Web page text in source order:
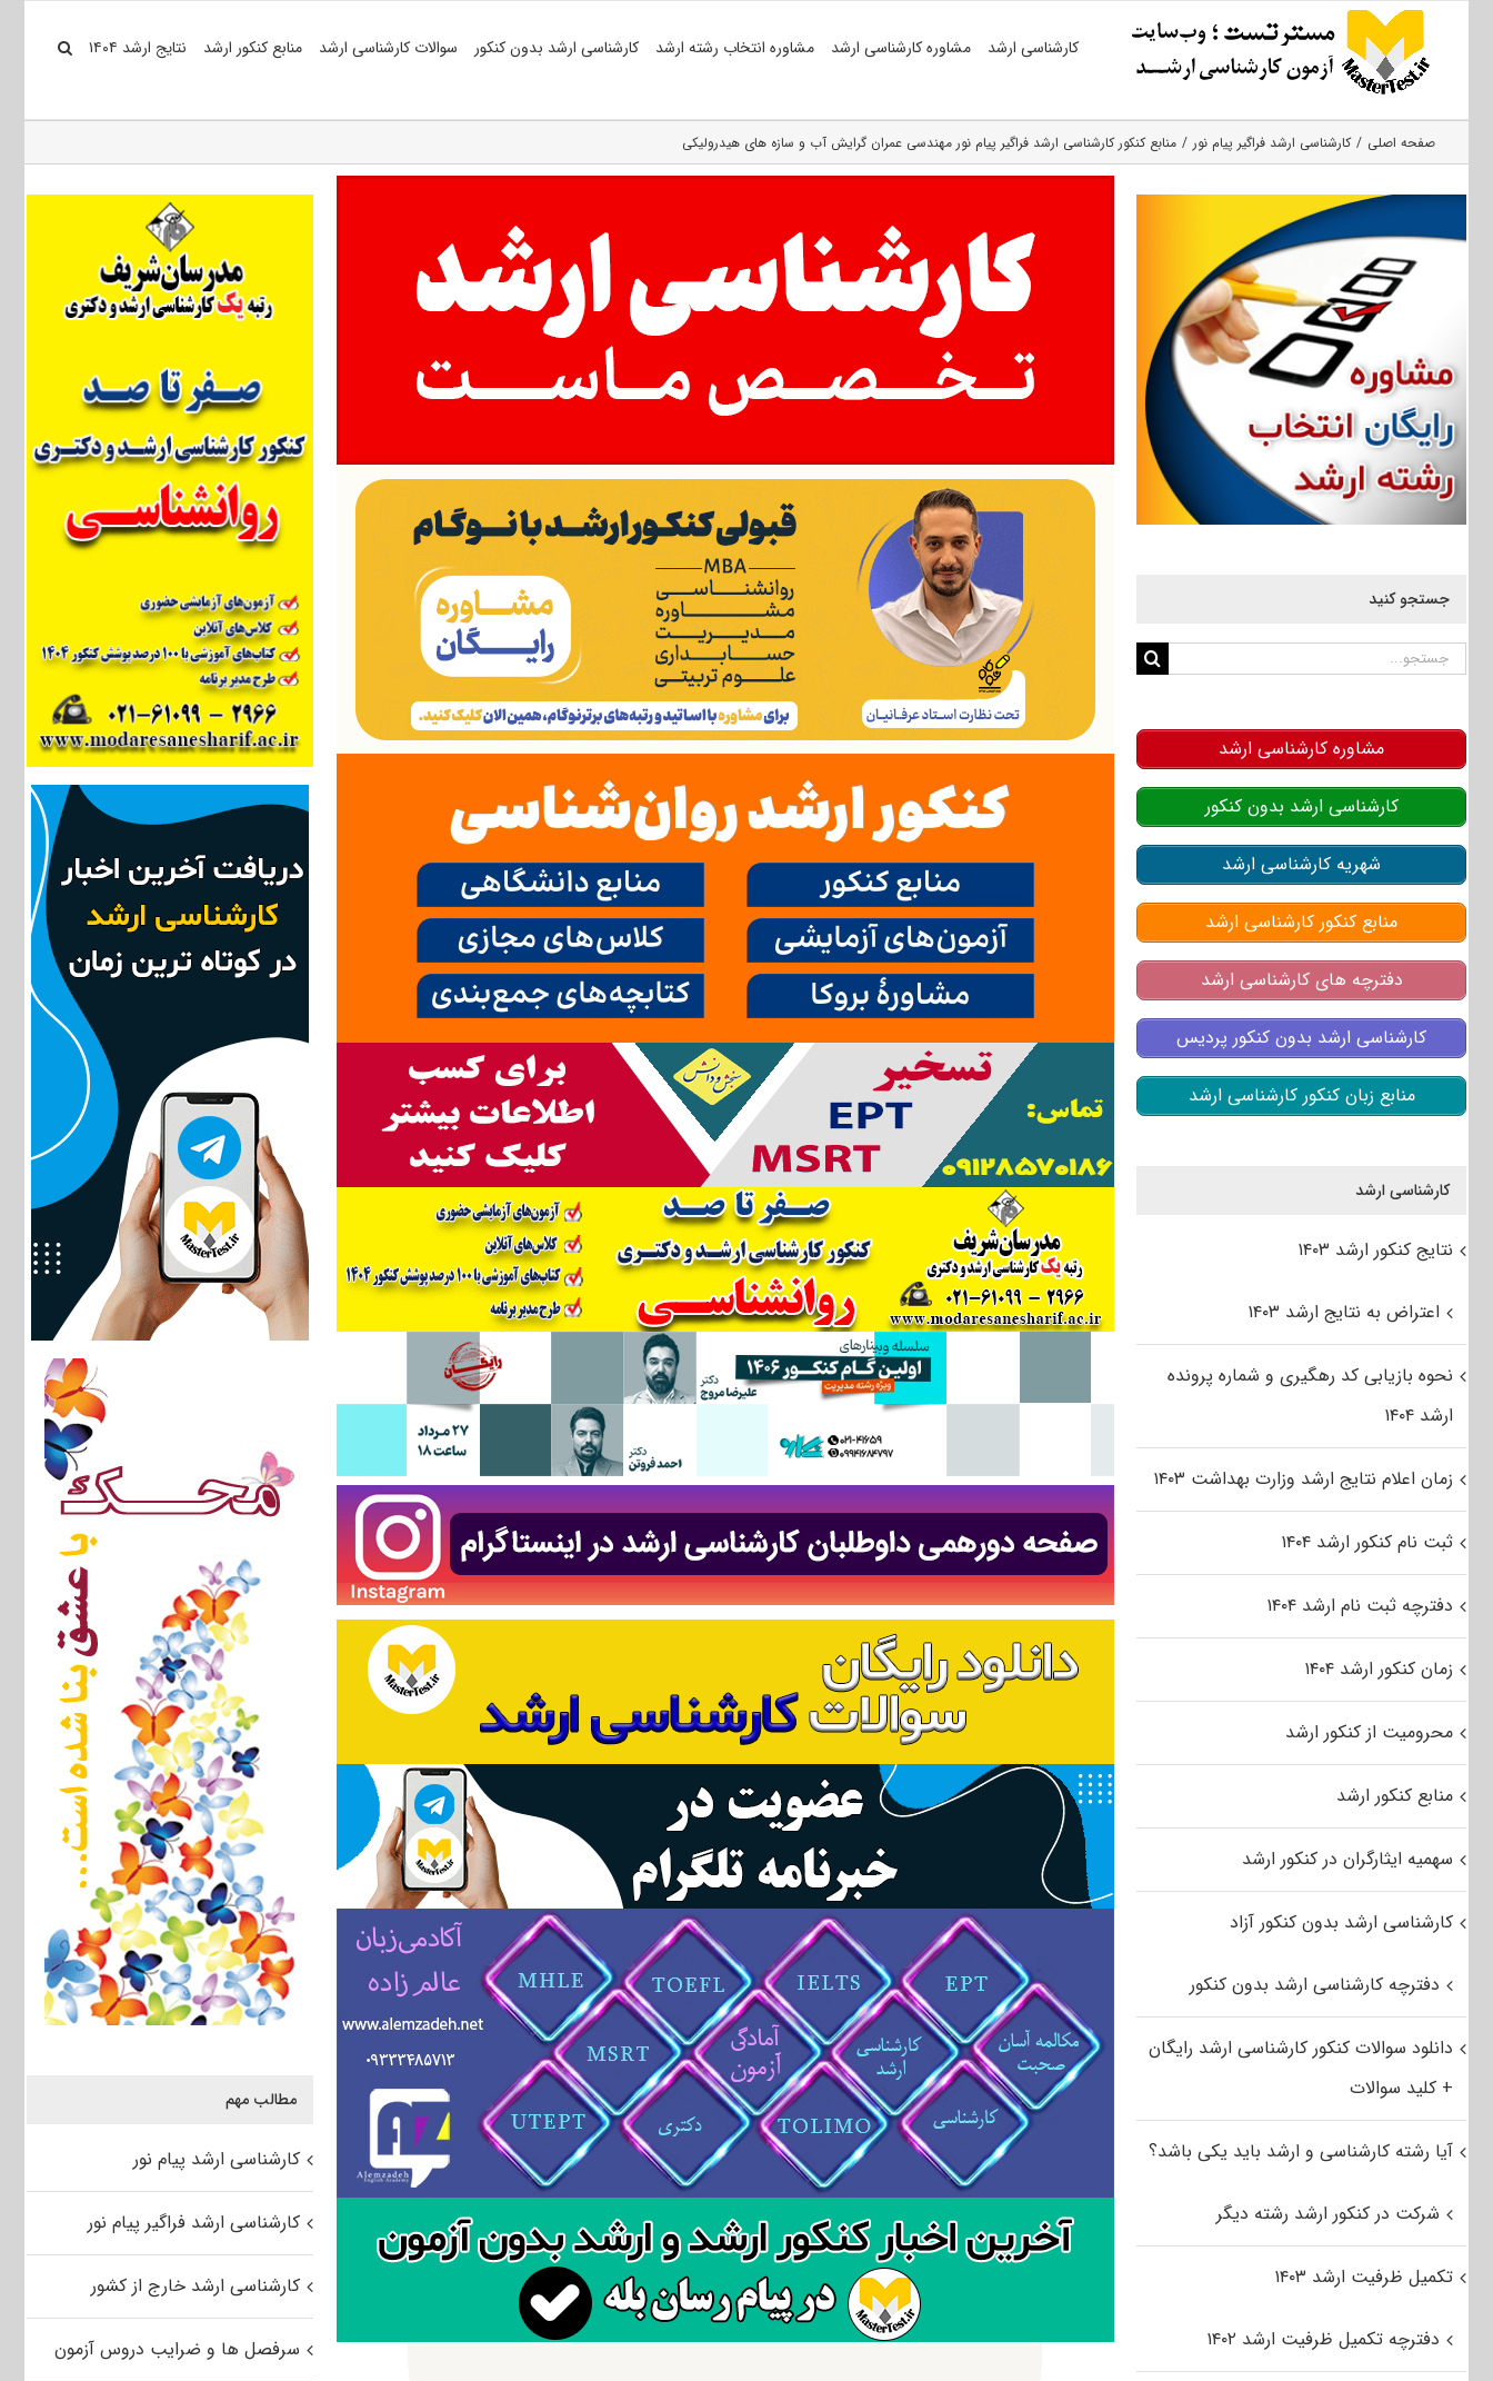
کارشناسی ارشد مشاوره کارشناسی ارشد مشاوره انتخاب رشته ارشد کارشناسی ارشد بدون کنکور سوالات کارشناسی ارشد منابع کنکور ارشد نتایج ارشد ۱۴۰۴
صفحه اصلی کارشناسی ارشد فراگیر پیام نور منابع کنکور کارشناسی ارشد فراگیر پیام نور مهندسی عمران گرایش آب و سازه های هیدرولیکی
مطالب مهم
کارشناسی ارشد پیام نور
کارشناسی ارشد فراگیر پیام نور
کارشناسی ارشد خارج از کشور
سرفصل ها و ضرایب دروس آزمون
جستجو کنید
جستجو
مشاوره کارشناسی ارشد
کارشناسی ارشد بدون کنکور
شهریه کارشناسی ارشد
منابع کنکور کارشناسی ارشد
دفترچه های کارشناسی ارشد
کارشناسی ارشد بدون کنکور پردیس
منابع زبان کنکور کارشناسی ارشد
کارشناسی ارشد
نتایج کنکور ارشد ۱۴۰۳
اعتراض به نتایج ارشد ۱۴۰۳
نحوه بازیابی کد رهگیری و شماره پرونده
ارشد ۱۴۰۴
زمان اعلام نتایج ارشد وزارت بهداشت ۱۴۰۳
ثبت نام کنکور ارشد ۱۴۰۴
دفترچه ثبت نام ارشد ۱۴۰۴
زمان کنکور ارشد ۱۴۰۴
محرومیت از کنکور ارشد
منابع کنکور ارشد
سهمیه ایثارگران در کنکور ارشد
کارشناسی ارشد بدون کنکور آزاد
دفترچه کارشناسی ارشد بدون کنکور
دانلود سوالات کنکور کارشناسی ارشد رایگان
+ کلید سوالات
آیا رشته کارشناسی و ارشد باید یکی باشد؟
شرکت در کنکور ارشد رشته دیگر
تکمیل ظرفیت ارشد ۱۴۰۳
دفترچه تکمیل ظرفیت ارشد ۱۴۰۲